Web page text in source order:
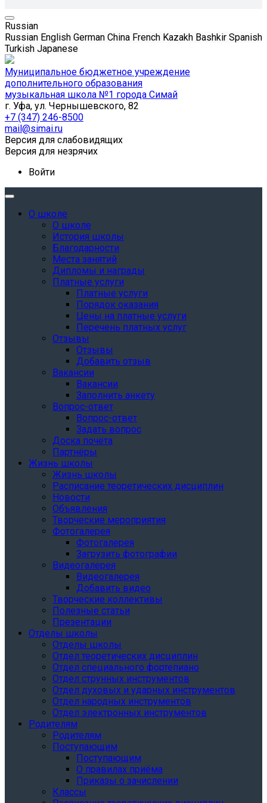
Russian
Russian English German China French Kazakh Bashkir Spanish
Turkish Japanese
Муниципальное бюджетное учреждение
дополнительного образования
музыкальная школа №1 города Симай
г. Уфа, ул. Чернышевского, 82
+7 (347) 246-8500
mail@simai.ru
Версия для слабовидящих
Версия для незрячих
Войти
О школе
О школе
История школы
Благодарности
Места занятий
Дипломы и награды
Платные услуги
Платные услуги
Порядок оказания
Цены на платные услуги
Перечень платных услуг
Отзывы
Отзывы
Добавить отзыв
Вакансии
Вакансии
Заполнить анкету
Вопрос-ответ
Вопрос-ответ
Задать вопрос
Доска почёта
Партнёры
Жизнь школы
Жизнь школы
Расписание теоретических дисциплин
Новости
Объявления
Творческие мероприятия
Фотогалерея
Фотогалерея
Загрузить фотографии
Видеогалерея
Видеогалерея
Добавить видео
Творческие коллективы
Полезные статьи
Презентации
Отделы школы
Отделы школы
Отдел теоретических дисциплин
Отдел специального фортепиано
Отдел струнных инструментов
Отдел духовых и ударных инструментов
Отдел народных инструментов
Отдел электронных инструментов
Родителям
Родителям
Поступающим
Поступающим
О правилах приёма
Приказы о зачислении
Классы